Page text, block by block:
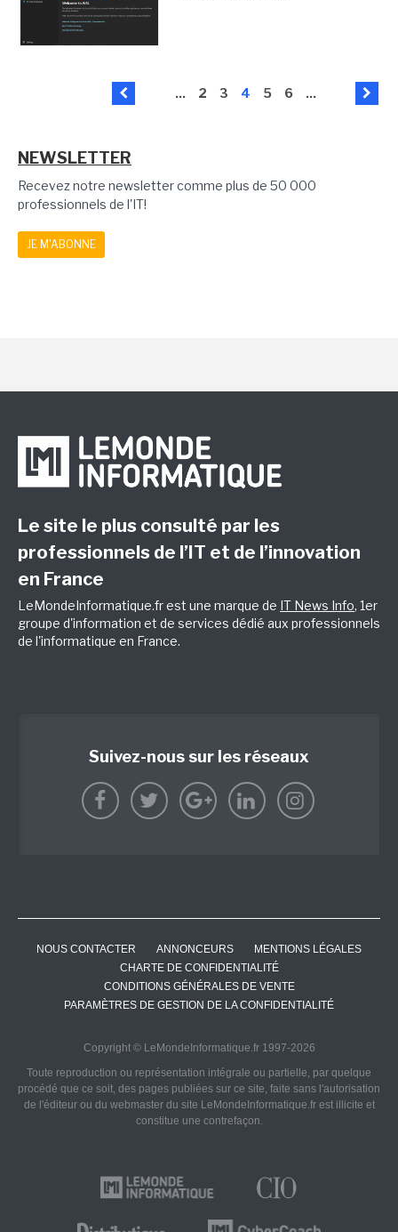
... 2 3 4 5 6 ...
NEWSLETTER
Recevez notre newsletter comme plus de 50 000
professionnels de l'IT!
JE M'ABONNE
Le site le plus consulté par les
professionnels de l’IT et de l’innovation
en France
LeMondeInformatique.fr est une marque de IT News Info, 1er
groupe d'information et de services dédié aux professionnels
de l'informatique en France.
Suivez-nous sur les réseaux
NOUS CONTACTER ANNONCEURS
MENTIONS LÉGALES
CHARTE DE CONFIDENTIALITÉ
CONDITIONS GÉNÉRALES DE VENTE
PARAMÈTRES DE GESTION DE LA CONFIDENTIALITÉ
Copyright © LeMondeInformatique.fr 1997-2026
Toute reproduction ou représentation intégrale ou partielle, par quelque
procédé que ce soit, des pages publiées sur ce site, faite sans l'autorisation
de l'éditeur ou du webmaster du site LeMondeInformatique.fr est illicite et
constitue une contrefaçon.